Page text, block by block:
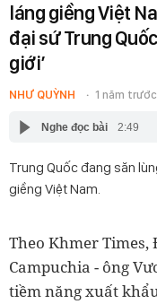
láng giềng Việt
đại sứ Trung
giới’
NHƯ QUỲNH 1 năm trước
Nghe đọc bài 2:49
Trung Quốc đang săn
giềng Việt Nam.
Theo Khmer
Campuchia - ông
tiềm năng xuất